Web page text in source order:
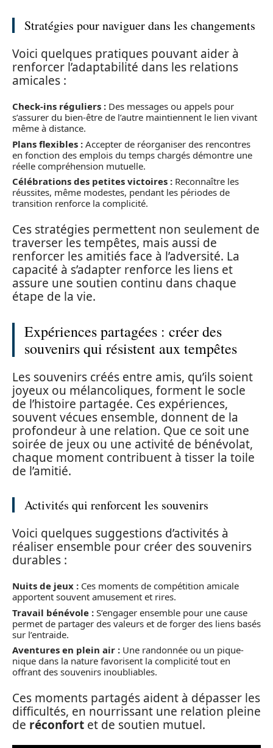
Stratégies pour naviguer dans les changements
Voici quelques pratiques pouvant aider à
renforcer l’adaptabilité dans les relations
amicales :
Check-ins réguliers : Des messages ou appels pour
s’assurer du bien-être de l’autre maintiennent le lien vivant
même à distance.
Plans flexibles : Accepter de réorganiser des rencontres
en fonction des emplois du temps chargés démontre une
réelle compréhension mutuelle.
Célébrations des petites victoires : Reconnaître les
réussites, même modestes, pendant les périodes de
transition renforce la complicité.
Ces stratégies permettent non seulement de
traverser les tempêtes, mais aussi de
renforcer les amitiés face à l’adversité. La
capacité à s’adapter renforce les liens et
assure une soutien continu dans chaque
étape de la vie.
Expériences partagées : créer des
souvenirs qui résistent aux tempêtes
Les souvenirs créés entre amis, qu’ils soient
joyeux ou mélancoliques, forment le socle
de l’histoire partagée. Ces expériences,
souvent vécues ensemble, donnent de la
profondeur à une relation. Que ce soit une
soirée de jeux ou une activité de bénévolat,
chaque moment contribuent à tisser la toile
de l’amitié.
Activités qui renforcent les souvenirs
Voici quelques suggestions d’activités à
réaliser ensemble pour créer des souvenirs
durables :
Nuits de jeux : Ces moments de compétition amicale
apportent souvent amusement et rires.
Travail bénévole : S’engager ensemble pour une cause
permet de partager des valeurs et de forger des liens basés
sur l’entraide.
Aventures en plein air : Une randonnée ou un pique-
nique dans la nature favorisent la complicité tout en
offrant des souvenirs inoubliables.
Ces moments partagés aident à dépasser les
difficultés, en nourrissant une relation pleine
de réconfort et de soutien mutuel.